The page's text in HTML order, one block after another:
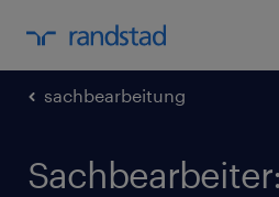
sachbearbeitung